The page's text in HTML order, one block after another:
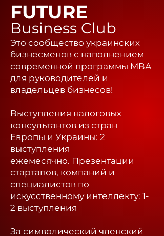
FUTURE
Business Club
Это сообщество украинских
бизнесменов с наполнением
современной программы МВА
для руководителей и
владельцев бизнесов!
Выступления налоговых
консультантов из стран
Европы и Украины: 2
выступления
ежемесячно. Презентации
стартапов, компаний и
специалистов по
искусственному интеллекту: 1-
2 выступления
За символический членский